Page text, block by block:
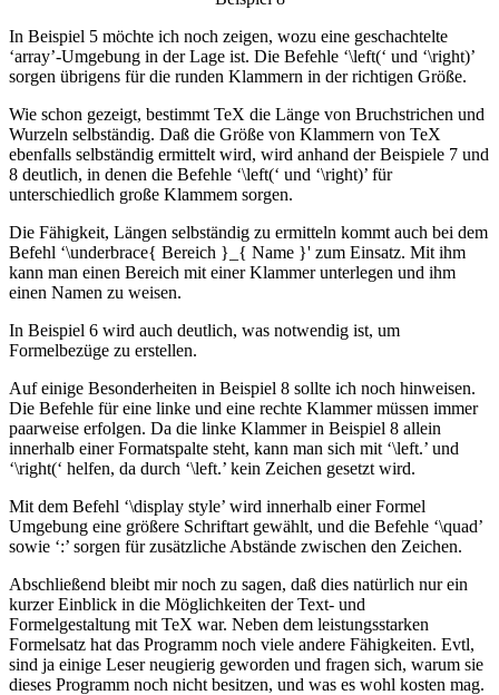
In Beispiel 5 möchte ich noch zeigen, wozu eine geschachtelte
‘array’-Umgebung in der Lage ist. Die Befehle ‘\left(‘ und ‘\right)’
sorgen übrigens für die runden Klammern in der richtigen Größe.
Wie schon gezeigt, bestimmt TeX die Länge von Bruchstrichen und
Wurzeln selbständig. Daß die Größe von Klammern von TeX
ebenfalls selbständig ermittelt wird, wird anhand der Beispiele 7 und
8 deutlich, in denen die Befehle ‘\left(‘ und ‘\right)’ für
unterschiedlich große Klammem sorgen.
Die Fähigkeit, Längen selbständig zu ermitteln kommt auch bei dem
Befehl ‘\underbrace{ Bereich }_{ Name }' zum Einsatz. Mit ihm
kann man einen Bereich mit einer Klammer unterlegen und ihm
einen Namen zu weisen.
In Beispiel 6 wird auch deutlich, was notwendig ist, um
Formelbezüge zu erstellen.
Auf einige Besonderheiten in Beispiel 8 sollte ich noch hinweisen.
Die Befehle für eine linke und eine rechte Klammer müssen immer
paarweise erfolgen. Da die linke Klammer in Beispiel 8 allein
innerhalb einer Formatspalte steht, kann man sich mit ‘\left.’ und
‘\right(‘ helfen, da durch ‘\left.’ kein Zeichen gesetzt wird.
Mit dem Befehl ‘\display style’ wird innerhalb einer Formel
Umgebung eine größere Schriftart gewählt, und die Befehle ‘\quad’
sowie ‘:’ sorgen für zusätzliche Abstände zwischen den Zeichen.
Abschließend bleibt mir noch zu sagen, daß dies natürlich nur ein
kurzer Einblick in die Möglichkeiten der Text- und
Formelgestaltung mit TeX war. Neben dem leistungsstarken
Formelsatz hat das Programm noch viele andere Fähigkeiten. Evtl,
sind ja einige Leser neugierig geworden und fragen sich, warum sie
dieses Programm noch nicht besitzen, und was es wohl kosten mag.